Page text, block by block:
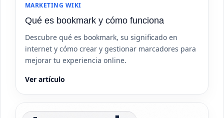
MARKETING WIKI
Qué es bookmark y cómo funciona
Descubre qué es bookmark, su significado en
internet y cómo crear y gestionar marcadores para
mejorar tu experiencia online.
Ver artículo